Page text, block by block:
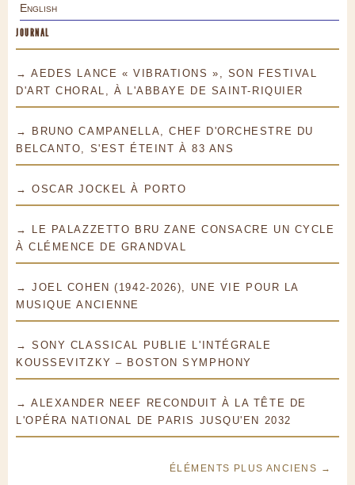
English
JOURNAL
→ AEDES LANCE « VIBRATIONS », SON FESTIVAL
D'ART CHORAL, À L'ABBAYE DE SAINT-RIQUIER
→ BRUNO CAMPANELLA, CHEF D'ORCHESTRE DU
BELCANTO, S'EST ÉTEINT À 83 ANS
→ OSCAR JOCKEL À PORTO
→ LE PALAZZETTO BRU ZANE CONSACRE UN CYCLE
À CLÉMENCE DE GRANDVAL
→ JOEL COHEN (1942-2026), UNE VIE POUR LA
MUSIQUE ANCIENNE
→ SONY CLASSICAL PUBLIE L'INTÉGRALE
KOUSSEVITZKY – BOSTON SYMPHONY
→ ALEXANDER NEEF RECONDUIT À LA TÊTE DE
L'OPÉRA NATIONAL DE PARIS JUSQU'EN 2032
ÉLÉMENTS PLUS ANCIENS →